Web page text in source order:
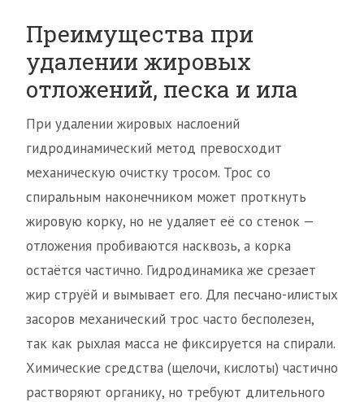
Преимущества при
удалении жировых
отложений, песка и ила
При удалении жировых наслоений
гидродинамический метод превосходит
механическую очистку тросом. Трос со
спиральным наконечником может проткнуть
жировую корку, но не удаляет её со стенок —
отложения пробиваются насквозь, а корка
остаётся частично. Гидродинамика же срезает
жир струёй и вымывает его. Для песчано-илистых
засоров механический трос часто бесполезен,
так как рыхлая масса не фиксируется на спирали.
Химические средства (щелочи, кислоты) частично
растворяют органику, но требуют длительного